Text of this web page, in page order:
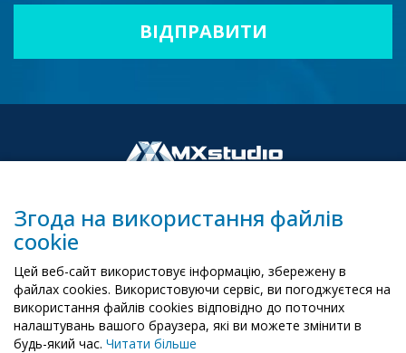
biuro@mx-studio.pl
+48 574 665 299
RU EN
Згода на використання файлів
cookie
Цей веб-сайт використовує інформацію, збережену в
файлах cookies. Використовуючи сервіс, ви погоджуєтеся на
використання файлів cookies відповідно до поточних
налаштувань вашого браузера, які ви можете змінити в
будь-який час. Читати більше